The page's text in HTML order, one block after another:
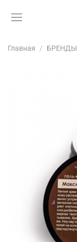
Главная БРЕНДЫ